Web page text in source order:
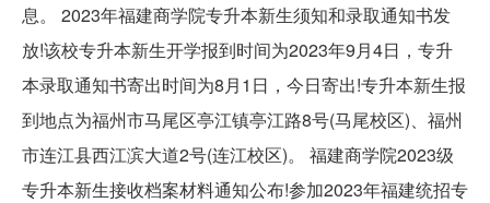
息。 2023年福建商学院专升本新生须知和录取通知书发
放!该校专升本新生开学报到时间为2023年9月4日，专升
本录取通知书寄出时间为8月1日，今日寄出!专升本新生报
到地点为福州市马尾区亭江镇亭江路8号(马尾校区)、福州
市连江县西江滨大道2号(连江校区)。 福建商学院2023级
专升本新生接收档案材料通知公布!参加2023年福建统招专